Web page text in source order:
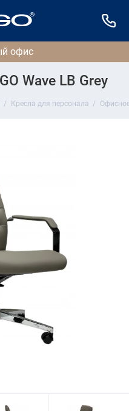
Wave LB Grey
Кресла для персонала